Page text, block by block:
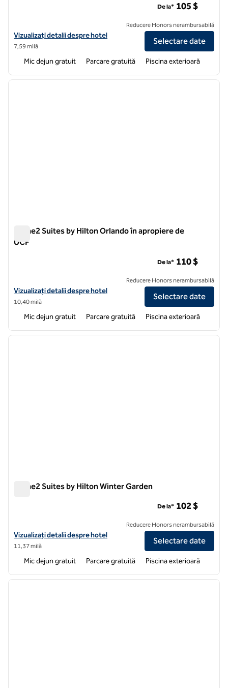
Vizualizați detaliile hotelului pentru Home2 Suites by Hilton Orlando
Vizualizați detalii despre hotel
7,59 milă
De la* 105 $
Reducere Honors nerambursabilă
Selectare date
Mic dejun gratuit Parcare gratuită Piscina exterioară
1 din 12
Home2 Suites by Hilton Orlando în apropiere de
UCF
Vizualizați detaliile hotelului pentru Home2 Suites by Hilton Orlando
Vizualizați detalii despre hotel
10,40 milă
De la* 110 $
Reducere Honors nerambursabilă
Selectare date
Mic dejun gratuit Parcare gratuită Piscina exterioară
1 din 6
Home2 Suites by Hilton Winter Garden
Vizualizați detaliile hotelului pentru Home2 Suites by Hilton Winter
Vizualizați detalii despre hotel
11,37 milă
De la* 102 $
Reducere Honors nerambursabilă
Selectare date
Mic dejun gratuit Parcare gratuită Piscina exterioară
1 din 12